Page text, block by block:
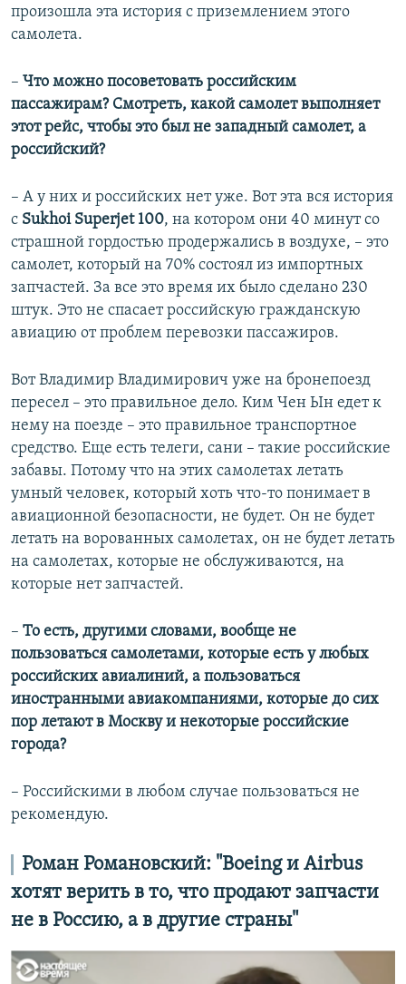
произошла эта история с приземлением этого
самолета.
– Что можно посоветовать российским
пассажирам? Смотреть, какой самолет выполняет
этот рейс, чтобы это был не западный самолет, а
российский?
– А у них и российских нет уже. Вот эта вся история
с Sukhoi Superjet 100, на котором они 40 минут со
страшной гордостью продержались в воздухе, – это
самолет, который на 70% состоял из импортных
запчастей. За все это время их было сделано 230
штук. Это не спасает российскую гражданскую
авиацию от проблем перевозки пассажиров.
Вот Владимир Владимирович уже на бронепоезд
пересел – это правильное дело. Ким Чен Ын едет к
нему на поезде – это правильное транспортное
средство. Еще есть телеги, сани – такие российские
забавы. Потому что на этих самолетах летать
умный человек, который хоть что-то понимает в
авиационной безопасности, не будет. Он не будет
летать на ворованных самолетах, он не будет летать
на самолетах, которые не обслуживаются, на
которые нет запчастей.
– То есть, другими словами, вообще не
пользоваться самолетами, которые есть у любых
российских авиалиний, а пользоваться
иностранными авиакомпаниями, которые до сих
пор летают в Москву и некоторые российские
города?
– Российскими в любом случае пользоваться не
рекомендую.
Роман Романовский: "Boeing и Airbus
хотят верить в то, что продают запчасти
не в Россию, а в другие страны"